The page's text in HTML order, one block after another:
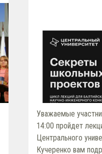
Уважаемые
14:00 пройдет
Центрального
Кучеренко вам